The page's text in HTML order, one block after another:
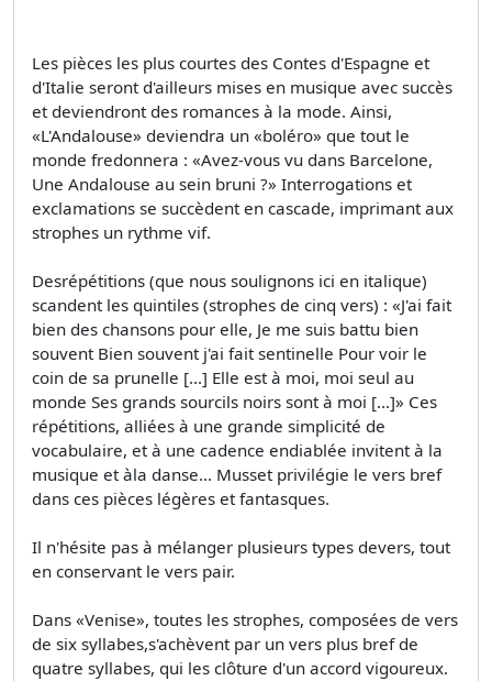
Les pièces les plus courtes des Contes d'Espagne et
d'Italie seront d'ailleurs mises en musique avec succès
et deviendront des romances à la mode. Ainsi,
«L'Andalouse» deviendra un «boléro» que tout le
monde fredonnera : «Avez-vous vu dans Barcelone,
Une Andalouse au sein bruni ?» Interrogations et
exclamations se succèdent en cascade, imprimant aux
strophes un rythme vif.
Desrépétitions (que nous soulignons ici en italique)
scandent les quintiles (strophes de cinq vers) : «J'ai fait
bien des chansons pour elle, Je me suis battu bien
souvent Bien souvent j'ai fait sentinelle Pour voir le
coin de sa prunelle [...] Elle est à moi, moi seul au
monde Ses grands sourcils noirs sont à moi [...]» Ces
répétitions, alliées à une grande simplicité de
vocabulaire, et à une cadence endiablée invitent à la
musique et àla danse... Musset privilégie le vers bref
dans ces pièces légères et fantasques.
Il n'hésite pas à mélanger plusieurs types devers, tout
en conservant le vers pair.
Dans «Venise», toutes les strophes, composées de vers
de six syllabes,s'achèvent par un vers plus bref de
quatre syllabes, qui les clôture d'un accord vigoureux.